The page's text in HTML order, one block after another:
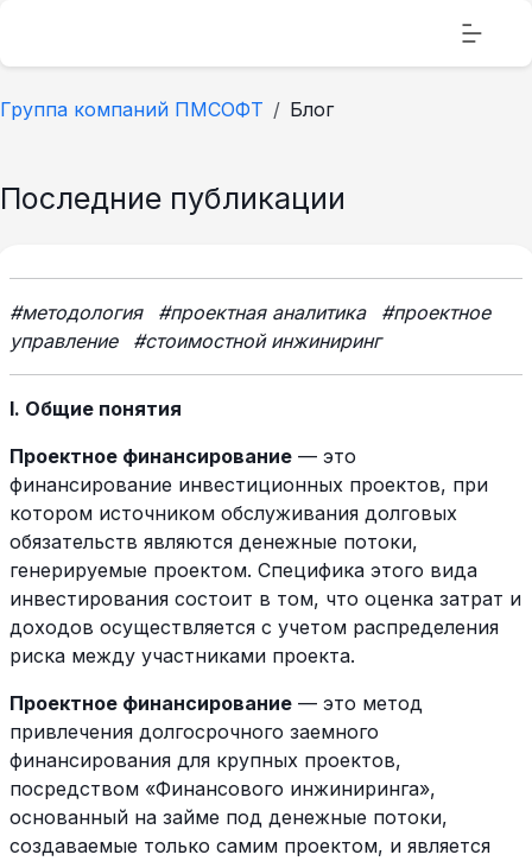
Группа компаний ПМСОФТ Блог
Последние публикации
#методология #проектная аналитика
#проектное
управление
#стоимостной инжиниринг
I. Общие понятия
Проектное финансирование — это
финансирование инвестиционных проектов, при
котором источником обслуживания долговых
обязательств являются денежные потоки,
генерируемые проектом. Специфика этого вида
инвестирования состоит в том, что оценка затрат и
доходов осуществляется с учетом распределения
риска между участниками проекта.
Проектное финансирование — это метод
привлечения долгосрочного заемного
финансирования для крупных проектов,
посредством «Финансового инжиниринга»,
основанный на займе под денежные потоки,
создаваемые только самим проектом, и является